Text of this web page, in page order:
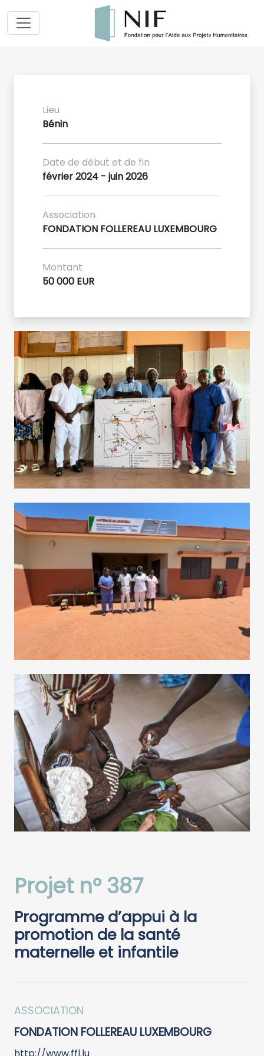
Lieu
Bénin
Date de début et de fin
février 2024 - juin 2026
Association
FONDATION FOLLEREAU LUXEMBOURG
Montant
50 000 EUR
Projet n° 387
Programme d’appui à la
promotion de la santé
maternelle et infantile
ASSOCIATION
FONDATION FOLLEREAU LUXEMBOURG
http://www.ffl.lu